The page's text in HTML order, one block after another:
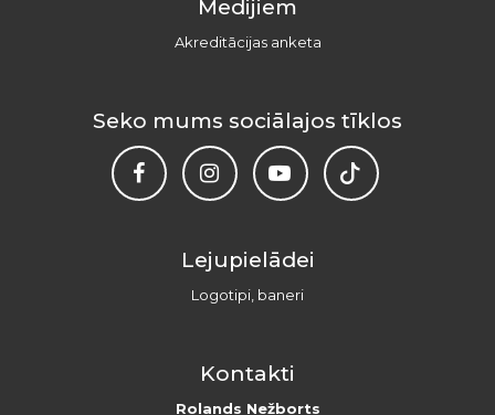
Medijiem
Akreditācijas anketa
Seko mums sociālajos tīklos
Lejupielādei
Logotipi, baneri
Kontakti
Rolands Nežborts